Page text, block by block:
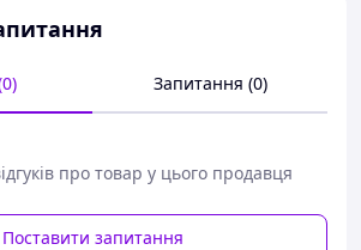
Розмір:40-43
Старна:Україна
Запитання (0)
про товар у цього продавця
Поставити запитання